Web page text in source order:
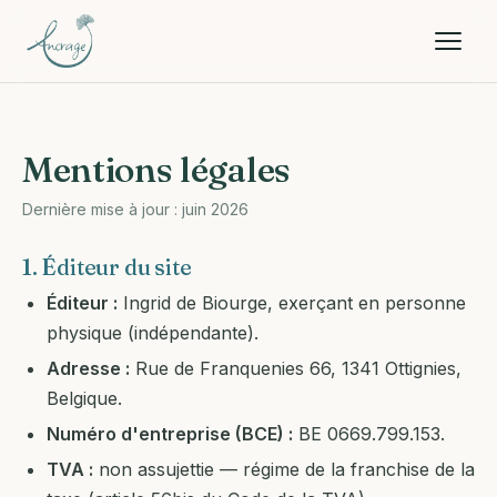
Mentions légales
Dernière mise à jour : juin 2026
1. Éditeur du site
Éditeur : Ingrid de Biourge, exerçant en personne
physique (indépendante).
Adresse : Rue de Franquenies 66, 1341 Ottignies,
Belgique.
Numéro d'entreprise (BCE) : BE 0669.799.153.
TVA : non assujettie — régime de la franchise de la